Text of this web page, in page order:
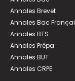
Annales Brevet
Annales Bac
Annales BTS
Annales Prépa
Annales BUT
Annales CRPE